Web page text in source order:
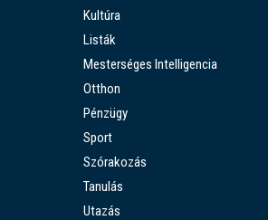
Kultúra
Listák
Mesterséges Intelligencia
Otthon
Pénzügy
Sport
Szórakozás
Tanulás
Utazás